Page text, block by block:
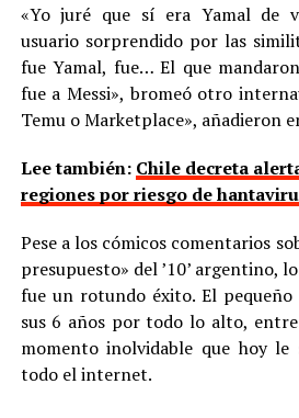
«Yo juré que sí era Yamal de
usuario sorprendido por las
fue Yamal, fue… El que
fue a Messi», bromeó otro
Temu o Marketplace», añadieron
Lee también: Chile decreta
regiones por riesgo de
Pese a los cómicos comentarios
presupuesto» del ’10’ argentino,
fue un rotundo éxito. El pequeño
sus 6 años por todo lo alto,
momento inolvidable que hoy le
todo el internet.